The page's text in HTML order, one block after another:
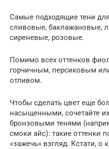
Самые подходящие тени
сливовые, баклажановые,
сиреневые, розовые.
Помимо всех оттенков
горчичным, персиковым
отливом.
Чтобы сделать цвет еще
насыщенными, сочетайте
бронзовыми тенями
смоки айс): такие оттенки
«зажечь» взгляд. Кстати, о